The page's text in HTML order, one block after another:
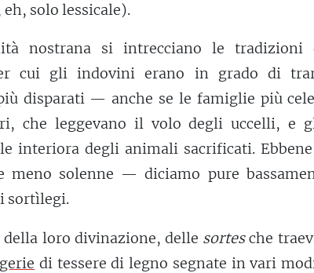
solo lessicale).
nostrana si intrecciano le tradizioni
cui gli indovini erano in grado di
disparati — anche se le famiglie più
che leggevano il volo degli uccelli, e
interiora degli animali sacrificati.
meno solenne — diciamo pure
sortìlegi.
loro divinazione, delle sortesche
di tessere di legno segnate in vari